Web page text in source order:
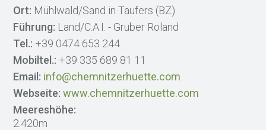
Ort: Mühlwald/Sand in Taufers (BZ)
Führung: Land/C.A.I. - Gruber Roland
Tel.: +39 0474 653 244
Mobiltel.: +39 335 689 81 11
Email: info@chemnitzerhuette.com
Webseite:www.chemnitzerhuette.com
Meereshöhe:
2.420m